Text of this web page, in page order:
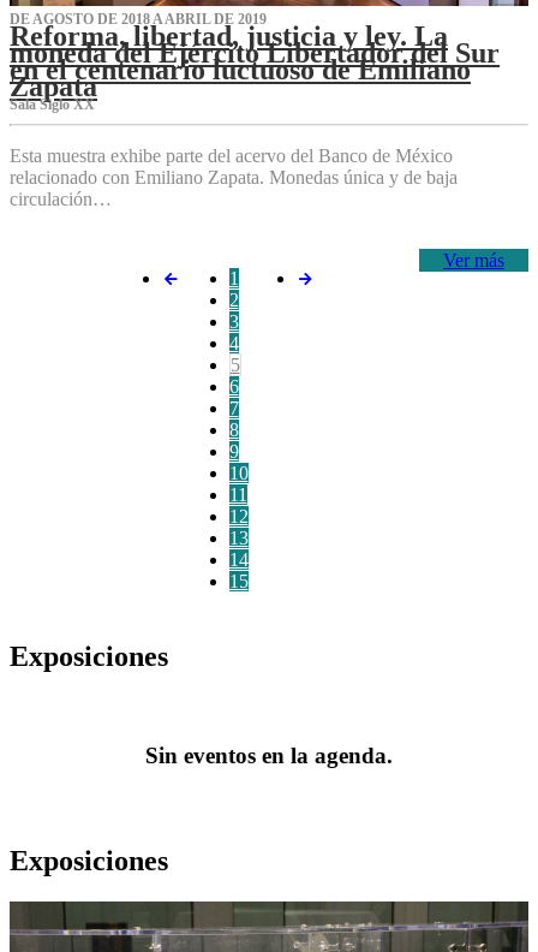
DE AGOSTO DE 2018 A ABRIL DE 2019
Reforma, libertad, justicia y ley. La
moneda del Ejército Libertador del Sur
en el centenario luctuoso de Emiliano
Zapata
Sala Siglo XX
Esta muestra exhibe parte del acervo del Banco de México
relacionado con Emiliano Zapata. Monedas única y de baja
circulación…
Ver más
1
2
3
4
5
6
7
8
9
10
11
12
13
14
15
Exposiciones
Sin eventos en la agenda.
Exposiciones